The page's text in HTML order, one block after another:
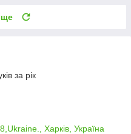
ще
за рік
Харків, Україна